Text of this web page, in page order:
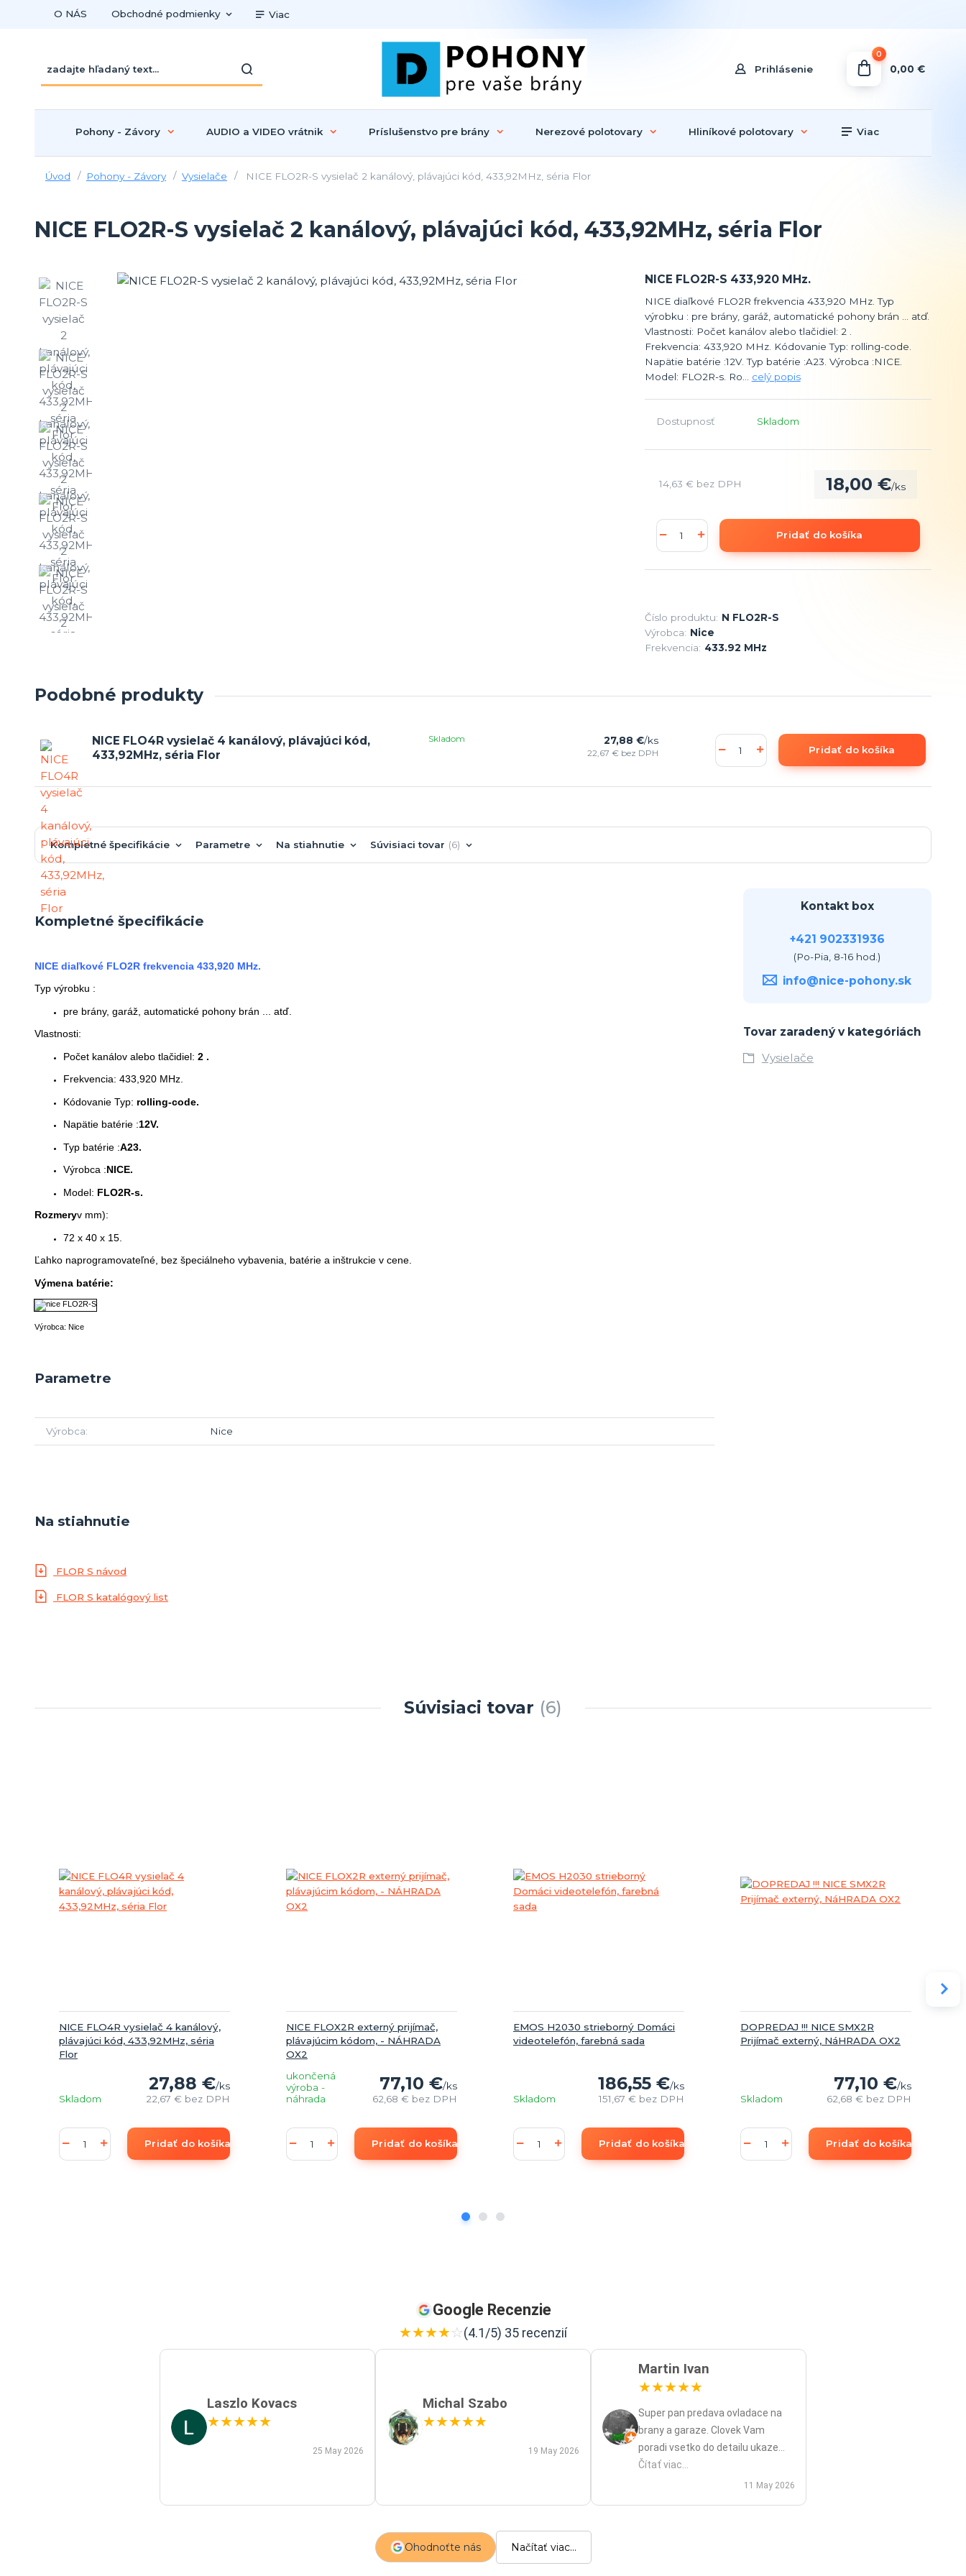
O NÁS Obchodné podmienky Viac
Prihlásenie
0
0,00 €
Pohony - Závory AUDIO a VIDEO vrátnik Príslušenstvo pre brány Nerezové polotovary Hliníkové polotovary Viac
Úvod Pohony - Závory Vysielače NICE FLO2R-S vysielač 2 kanálový, plávajúci kód, 433,92MHz, séria Flor
NICE FLO2R-S vysielač 2 kanálový, plávajúci kód, 433,92MHz, séria Flor
NICE FLO2R-S 433,920 MHz.
NICE diaľkové FLO2R frekvencia 433,920 MHz. Typ
výrobku : pre brány, garáž, automatické pohony brán ... atď.
Vlastnosti: Počet kanálov alebo tlačidiel: 2 .
Frekvencia: 433,920 MHz. Kódovanie Typ: rolling-code.
Napätie batérie :12V. Typ batérie :A23. Výrobca :NICE.
Model: FLO2R-s. Ro... celý popis
Dostupnosť Skladom
18,00 €/ks
14,63 € bez DPH
Pridať do košíka
Číslo produktu: N FLO2R-S
Výrobca: Nice
Frekvencia: 433.92 MHz
Podobné produkty
NICE FLO4R vysielač 4 kanálový, plávajúci kód,
433,92MHz, séria Flor
27,88 €/ks
22,67 € bez DPH
Skladom
Pridať do košíka
Kompletné špecifikácie Parametre Na stiahnutie Súvisiaci tovar 6
Kompletné špecifikácie
NICE diaľkové FLO2R frekvencia 433,920 MHz.
Typ výrobku :
pre brány, garáž, automatické pohony brán ... atď.
Vlastnosti:
Počet kanálov alebo tlačidiel: 2 .
Frekvencia: 433,920 MHz.
Kódovanie Typ: rolling-code.
Napätie batérie :12V.
Typ batérie :A23.
Výrobca :NICE.
Model: FLO2R-s.
Rozmeryv mm):
72 x 40 x 15.
Ľahko naprogramovateľné, bez špeciálneho vybavenia, batérie a inštrukcie v cene.
Výmena batérie:
Výrobca: Nice
Parametre
Výrobca Nice
Kontakt box
+421 902331936
(Po-Pia, 8-16 hod.)
info@nice-pohony.sk
Tovar zaradený v kategóriách
Vysielače
Na stiahnutie
FLOR S návod
FLOR S katalógový list
Súvisiaci tovar 6
NICE FLO4R vysielač 4 kanálový,
plávajúci kód, 433,92MHz, séria
Flor
27,88 €/ks
22,67 € bez DPH
Skladom
Pridať do košíka
NICE FLOX2R externý prijímač,
plávajúcim kódom, - NÁHRADA
OX2
77,10 €/ks
62,68 € bez DPH
ukončená
výroba -
náhrada
Pridať do košíka
EMOS H2030 strieborný Domáci
videotelefón, farebná sada
186,55 €/ks
151,67 € bez DPH
Skladom
Pridať do košíka
DOPREDAJ !!! NICE SMX2R
Prijímač externý, NáHRADA OX2
77,10 €/ks
62,68 € bez DPH
Skladom
Pridať do košíka
Google Recenzie
★★★★☆(4.1/5) 35 recenzií
Laszlo Kovacs
★★★★★
25 May 2026
Michal Szabo
★★★★★
19 May 2026
Martin Ivan
★★★★★
Super pan predava ovladace na
brany a garaze. Clovek Vam
poradi vsetko do detailu ukaze
popripade nadstavy priamo na
mieste a ked uz nahodou to nejde
Čítať viac...
11 May 2026
Ohodnoťte nás Načítať viac...